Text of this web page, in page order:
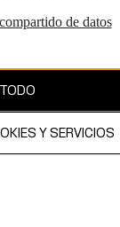
de datos
Y SERVICIOS